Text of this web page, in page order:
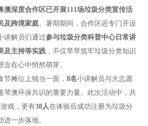
澳深度合作区已开展111场垃圾分类宣传活
及跨境家庭。暑期期间，合作区还专门开设
讲解员们通过参与垃圾分类科普中心日常讲
及主持等实践，不仅早早筑牢垃圾分类知识
在心中悄然萌芽。
摊位上独当一面， 8名小讲解员与大志愿
琴澳环保共识的重要力量。此次活动中，共
戏，更有38人在体验后成功注册为垃圾分
一步落地。